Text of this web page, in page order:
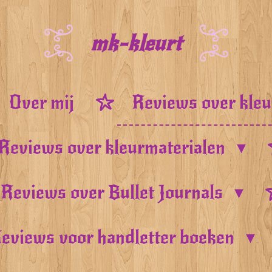
mk-kleurt
Over mij Reviews over
over kleurmaterialen
Reviews over Bullet Journals
voor handletter boeken